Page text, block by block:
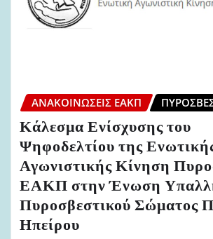
ΑΝΑΚΟΙΝΏΣΕΙΣ ΕΑΚΠ
Κάλεσμα Ενίσχυσης του
Ψηφοδελτίου της
Αγωνιστικής Κίνηση
ΕΑΚΠ στην Ένωση
Πυροσβεστικού Σώματος
Ηπείρου